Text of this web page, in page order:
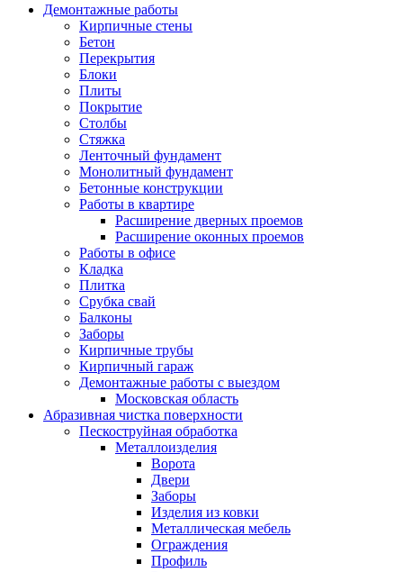
Демонтажные работы
Кирпичные стены
Бетон
Перекрытия
Блоки
Плиты
Покрытие
Столбы
Стяжка
Ленточный фундамент
Монолитный фундамент
Бетонные конструкции
Работы в квартире
Расширение дверных проемов
Расширение оконных проемов
Работы в офисе
Кладка
Плитка
Срубка свай
Балконы
Заборы
Кирпичные трубы
Кирпичный гараж
Демонтажные работы с выездом
Московская область
Абразивная чистка поверхности
Пескоструйная обработка
Металлоизделия
Ворота
Двери
Заборы
Изделия из ковки
Металлическая мебель
Ограждения
Профиль